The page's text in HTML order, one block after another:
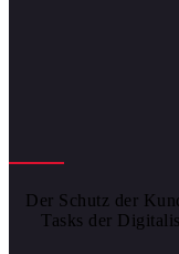
Der Schutz der
Tasks der